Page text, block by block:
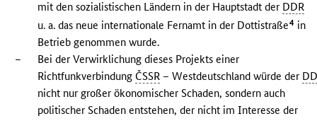
mit den sozialistischen Ländern in der Hauptstadt der DDR
u. a. das neue internationale Fernamt in der Dottistraße4 in
Betrieb genommen wurde.
–
Bei der Verwirklichung dieses Projekts einer
Richtfunkverbindung ČSSR – Westdeutschland würde der
nicht nur großer ökonomischer Schaden, sondern auch
politischer Schaden entstehen, der nicht im Interesse der